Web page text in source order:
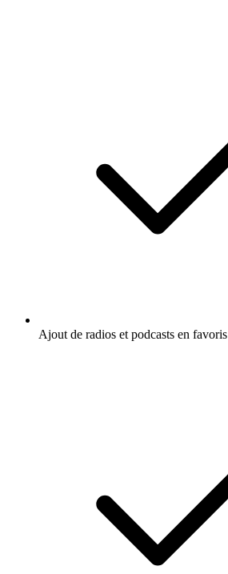
Ajout de radios et podcasts en favoris